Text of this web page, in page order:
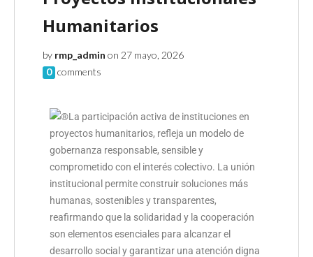
Humanitarios
by rmp_admin on 27 mayo, 2026
0 comments
La participación activa de instituciones en
proyectos humanitarios, refleja un modelo de
gobernanza responsable, sensible y
comprometido con el interés colectivo. La unión
institucional permite construir soluciones más
humanas, sostenibles y transparentes,
reafirmando que la solidaridad y la cooperación
son elementos esenciales para alcanzar el
desarrollo social y garantizar una atención digna